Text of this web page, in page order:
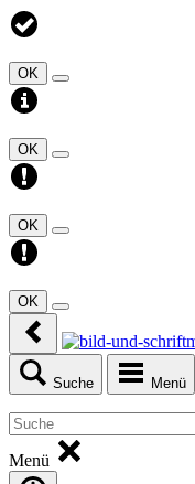
OK
OK
OK
OK
Suche Menü
Menü